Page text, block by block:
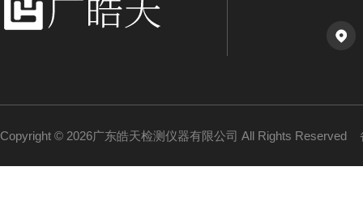
Copyright © 2026广东皓天检测仪器有限公司 All Rights Reserved